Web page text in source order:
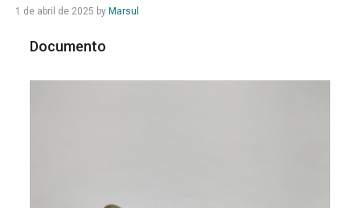
1 de abril de 2025 by Marsul
Documento